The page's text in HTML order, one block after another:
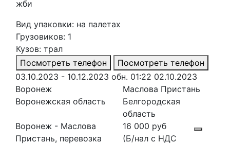
жби
Вид упаковки: на палетах
Грузовиков: 1
Кузов: трал
Посмотреть телефон
Посмотреть телефон
03.10.2023 - 10.12.2023 обн. 01:22 02.10.2023
Воронеж
Воронежская область
Маслова Пристань
Белгородская
область
Воронеж - Маслова
Пристань, перевозка
16 000 руб
(Б/нал с НДС